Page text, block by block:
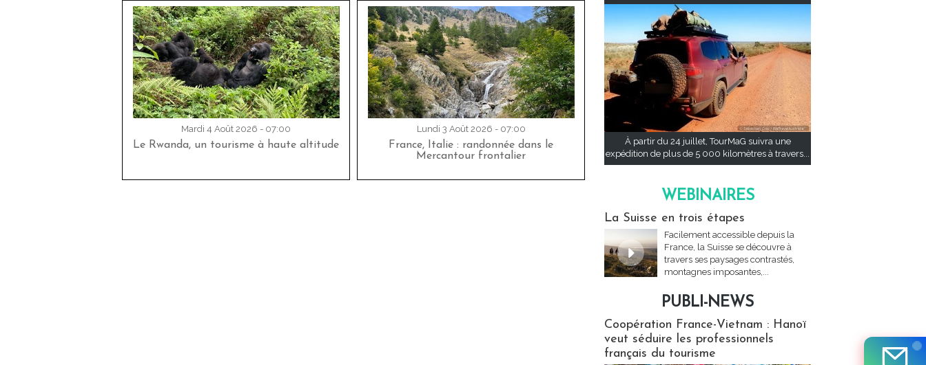
Mardi 4 Août 2026 - 07:00
Le Rwanda, un tourisme à haute altitude
Lundi 3 Août 2026 - 07:00
France, Italie : randonnée dans le
Mercantour frontalier
À partir du 24 juillet, TourMaG suivra une
expédition de plus de 5 000 kilomètres à travers...
WEBINAIRES
La Suisse en trois étapes
Facilement accessible depuis la
France, la Suisse se découvre à
travers ses paysages contrastés,
montagnes imposantes,...
PUBLI-NEWS
Coopération France-Vietnam : Hanoï
veut séduire les professionnels
français du tourisme